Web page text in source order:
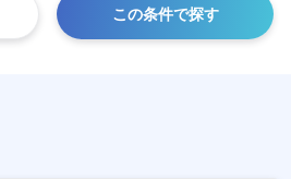
この条件で探す